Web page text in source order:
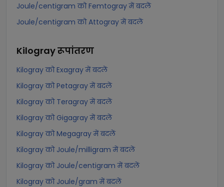
Joule/centigram को Femtogray में बदलें
Joule/centigram को Attogray में बदलें
Kilograyरूपांतरण
Kilogray को Exagray में बदलें
Kilogray को Petagray में बदलें
Kilogray को Teragray में बदलें
Kilogray को Gigagray में बदलें
Kilogray को Megagray में बदलें
Kilogray को Joule/milligram में बदलें
Kilogray को Joule/centigram में बदलें
Kilogray को Joule/gram में बदलें